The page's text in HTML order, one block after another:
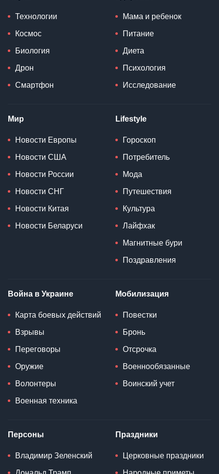
Технологии
Космос
Биология
Дрон
Смартфон
Мама и ребенок
Питание
Диета
Психология
Исследование
Мир
Новости Европы
Новости США
Новости России
Новости СНГ
Новости Китая
Новости Беларуси
Lifestyle
Гороскоп
Потребитель
Мода
Путешествия
Культура
Лайфхак
Магнитные бури
Поздравления
Война в Украине
Карта боевых действий
Взрывы
Переговоры
Оружие
Волонтеры
Военная техника
Мобилизация
Повестки
Бронь
Отсрочка
Военнообязанные
Воинский учет
Персоны
Владимир Зеленский
Праздники
Церковные праздники